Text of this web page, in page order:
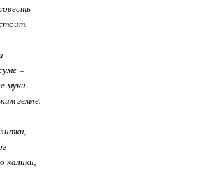
–
муки
земле.
калики,